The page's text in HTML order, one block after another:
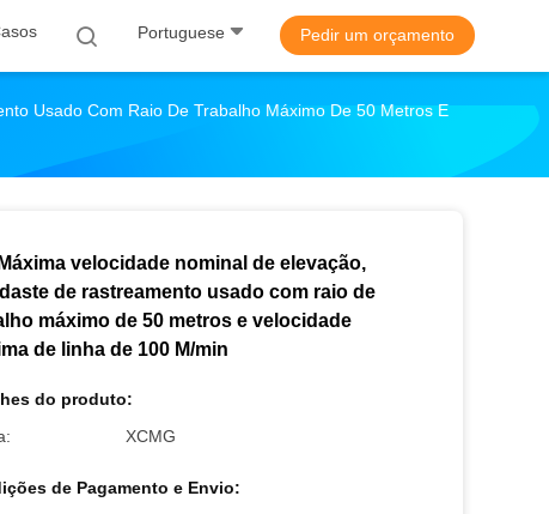
Portuguese Pedir um orçamento
Usado Com Raio De Trabalho Máximo De 50 Metros E
velocidade nominal de elevação,
de rastreamento usado com raio de
máximo de 50 metros e velocidade
de linha de 100 M/min
do produto:
XCMG
de Pagamento e Envio: